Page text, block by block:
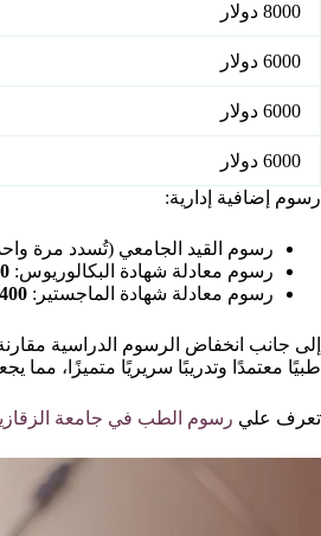
8000 دولار
6000 دولار
6000 دولار
6000 دولار
رسوم إضافية إدارية:
رسوم القيد الجامعي (تُسدد مرة
رسوم معادلة شهادة البكالوريوس: 300
رسوم معادلة شهادة الماجستير: 400 دولار أمريكي.
إلى جانب انخفاض الرسوم الدراسية
طبيًا معتمدًا وتدريبًا سريريًا متميزًا، مما
تعرف علي رسوم الطب في جامعة